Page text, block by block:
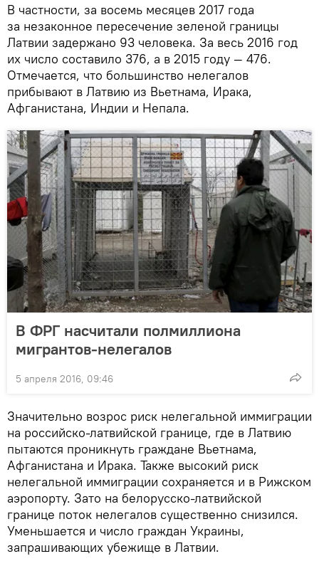
В частности, за восемь месяцев 2017 года
за незаконное пересечение зеленой границы
Латвии задержано 93 человека. За весь 2016 год
их число составило 376, а в 2015 году — 476.
Отмечается, что большинство нелегалов
прибывают в Латвию из Вьетнама, Ирака,
Афганистана, Индии и Непала.
В ФРГ насчитали полмиллиона
мигрантов-нелегалов
5 апреля 2016, 09:46
Значительно возрос риск нелегальной иммиграции
на российско-латвийской границе, где в Латвию
пытаются проникнуть граждане Вьетнама,
Афганистана и Ирака. Также высокий риск
нелегальной иммиграции сохраняется и в Рижском
аэропорту. Зато на белорусско-латвийской
границе поток нелегалов существенно снизился.
Уменьшается и число граждан Украины,
запрашивающих убежище в Латвии.